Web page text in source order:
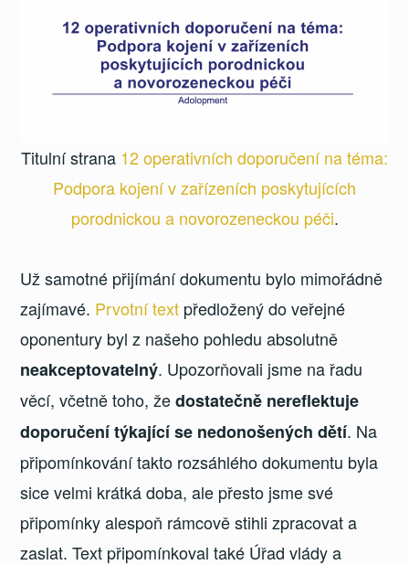
Titulní strana 12 operativních doporučení na téma:
Podpora kojení v zařízeních poskytujících
porodnickou a novorozeneckou péči.
Už samotné přijímání dokumentu bylo mimořádně
zajímavé. Prvotní text předložený do veřejné
oponentury byl z našeho pohledu absolutně
neakceptovatelný. Upozorňovali jsme na řadu
věcí, včetně toho, žedostatečně nereflektuje
doporučení týkající se nedonošených dětí. Na
připomínkování takto rozsáhlého dokumentu byla
sice velmi krátká doba, ale přesto jsme své
připomínky alespoň rámcově stihli zpracovat a
zaslat. Text připomínkoval také Úřad vlády a